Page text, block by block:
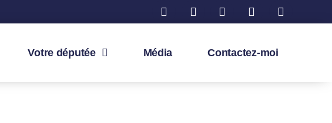
Votre députée Média Contactez-moi